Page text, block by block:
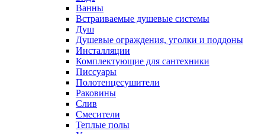
Ванны
Встраиваемые душевые системы
Душ
Душевые ограждения, уголки и поддоны
Инсталляции
Комплектующие для сантехники
Писсуары
Полотенцесушители
Раковины
Слив
Смесители
Теплые полы